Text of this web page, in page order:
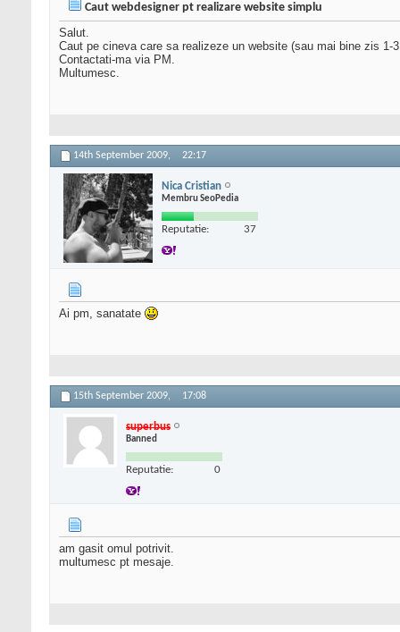
Caut webdesigner pt realizare website simplu
Salut.
Caut pe cineva care sa realizeze un website (sau mai bine zis 1-
Contactati-ma via PM.
Multumesc.
14th September 2009, 22:17
Nica Cristian
Membru SeoPedia
Reputatie: 37
Ai pm, sanatate
15th September 2009, 17:08
superbus
Banned
Reputatie: 0
am gasit omul potrivit.
multumesc pt mesaje.